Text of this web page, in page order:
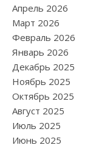
Апрель 2026
Март 2026
Февраль 2026
Январь 2026
Декабрь 2025
Ноябрь 2025
Октябрь 2025
Август 2025
Июль 2025
Июнь 2025